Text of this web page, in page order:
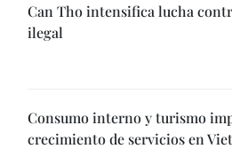
Can Tho intensifica lucha
ilegal
Consumo interno y turismo
crecimiento de servicios en